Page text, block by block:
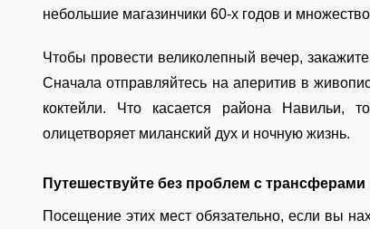
небольшие магазинчики 60-х годов и
Чтобы провести великолепный вечер,
Сначала отправляйтесь на аперитив в
коктейли. Что касается района Навильи,
олицетворяет миланский дух и ночную жизнь.
Путешествуйте без проблем с
Посещение этих мест обязательно, если вы